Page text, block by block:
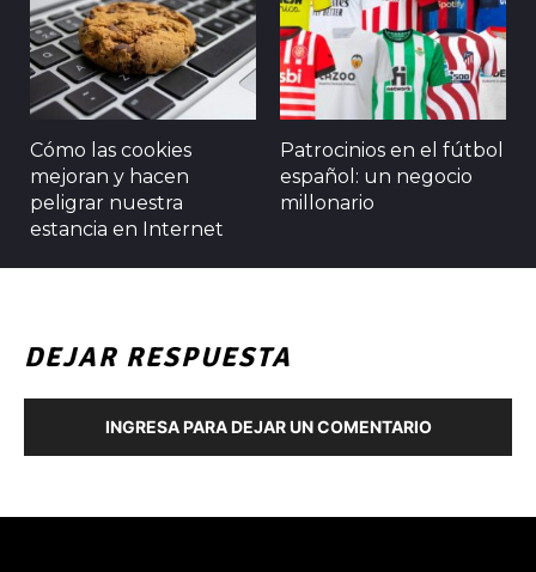
Cómo las cookies
mejoran y hacen
peligrar nuestra
estancia en Internet
Patrocinios en el fútbol
español: un negocio
millonario
DEJAR RESPUESTA
INGRESA PARA DEJAR UN COMENTARIO